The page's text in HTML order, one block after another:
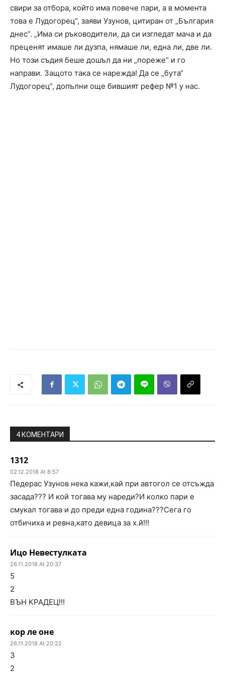
свири за отбора, който има повече пари, а в момента
това е Лудогорец“, заяви Узунов, цитиран от „България
днес“. „Има си ръководители, да си изгледат мача и да
преценят имаше ли дузпа, нямаше ли, една ли, две ли.
Но този съдия беше дошъл да ни „пореже“ и го
направи. Защото така се нарежда! Да се „бута“
Лудогорец“, допълни още бившият рефер №1 у нас.
4 КОМЕНТАРИ
1312
02.12.2018 At 8:57
Педерас Узунов нека кажи,кай при автогол се отсъжда
засада??? И кой тогава му нареди?И колко пари е
смукал тогава и до преди една година???Сега го
отбичиха и ревна,като девица за х.й!!!
Ицо Невестулката
26.11.2018 At 20:37
5
2
ВЪН КРАДЕЦ!!!
кор ле оне
26.11.2018 At 20:22
3
2